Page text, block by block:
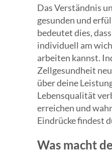
Das Verständnis
gesunden und
bedeutet dies,
individuell am
arbeiten kannst.
Zellgesundheit
über deine
Lebensqualität
erreichen und
Eindrücke findest
Was macht